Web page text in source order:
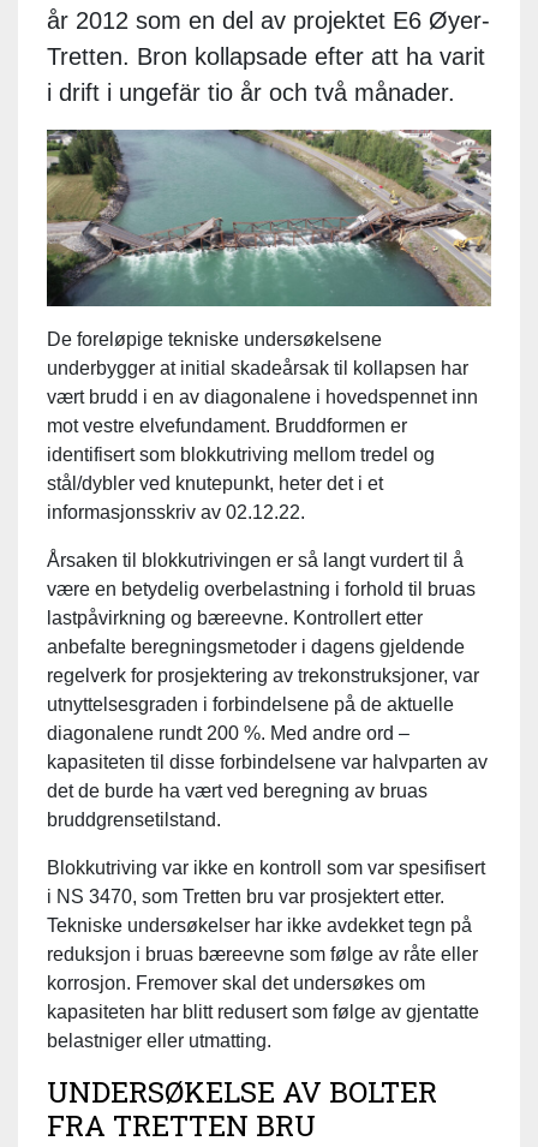
år 2012 som en del av projektet E6 Øyer-
Tretten. Bron kollapsade efter att ha varit
i drift i ungefär tio år och två månader.
De foreløpige tekniske undersøkelsene
underbygger at initial skadeårsak til kollapsen har
vært brudd i en av diagonalene i hovedspennet inn
mot vestre elvefundament. Bruddformen er
identifisert som blokkutriving mellom tredel og
stål/dybler ved knutepunkt, heter det i et
informasjonsskriv av 02.12.22.
Årsaken til blokkutrivingen er så langt vurdert til å
være en betydelig overbelastning i forhold til bruas
lastpåvirkning og bæreevne. Kontrollert etter
anbefalte beregningsmetoder i dagens gjeldende
regelverk for prosjektering av trekonstruksjoner, var
utnyttelsesgraden i forbindelsene på de aktuelle
diagonalene rundt 200 %. Med andre ord –
kapasiteten til disse forbindelsene var halvparten av
det de burde ha vært ved beregning av bruas
bruddgrensetilstand.
Blokkutriving var ikke en kontroll som var spesifisert
i NS 3470, som Tretten bru var prosjektert etter.
Tekniske undersøkelser har ikke avdekket tegn på
reduksjon i bruas bæreevne som følge av råte eller
korrosjon. Fremover skal det undersøkes om
kapasiteten har blitt redusert som følge av gjentatte
belastniger eller utmatting.
UNDERSØKELSE AV BOLTER
FRA TRETTEN BRU